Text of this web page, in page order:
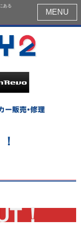
ある
MENU
！